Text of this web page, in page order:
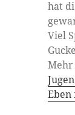
hat
Viel
Mehr
Eben